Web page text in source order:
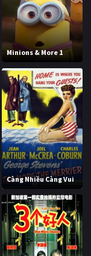
Minions & More 1
Càng Nhiều Càng Vui